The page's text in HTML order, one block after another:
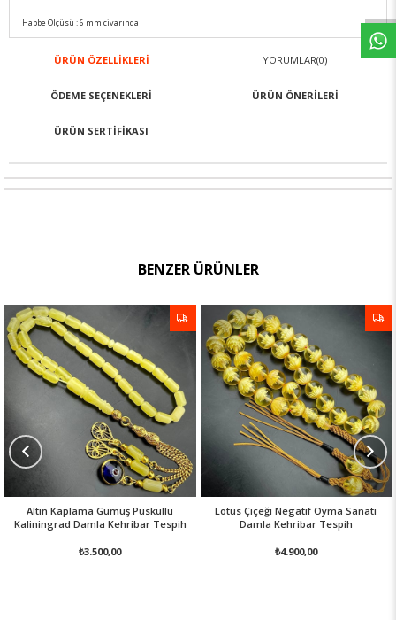
Habbe Ölçüsü : 6 mm civarında
ÜRÜN ÖZELLIKLERI YORUMLAR(0)
ÖDEME SEÇENEKLERI ÜRÜN ÖNERILERI
ÜRÜN SERTIFIKASI
BENZER ÜRÜNLER
Altın Kaplama Gümüş Püsküllü
Kaliningrad Damla Kehribar Tespih
₺3.500,00
Lotus Çiçeği Negatif Oyma Sanatı
Damla Kehribar Tespih
₺4.900,00